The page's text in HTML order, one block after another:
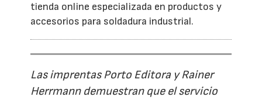
tienda online especializada en productos y
accesorios para soldadura industrial.
Las imprentas Porto Editora y Rainer
Herrmann demuestran que el servicio